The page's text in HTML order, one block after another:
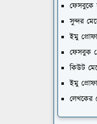
ফেসবুকে
সুন্দর
ইমু
ফেসবুক
কিউট
ইমু
লেখকের